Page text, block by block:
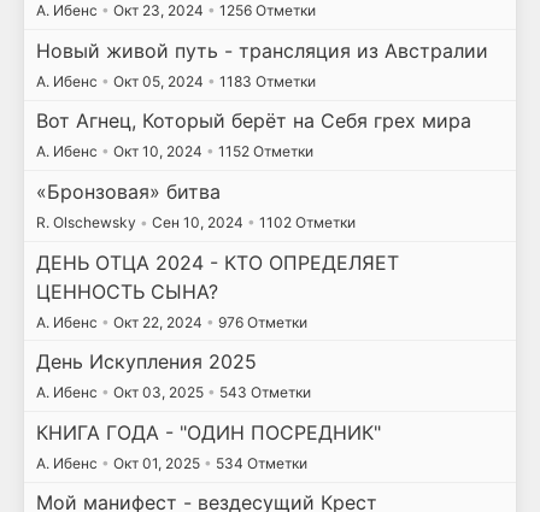
А. Ибенс • Окт 23, 2024 • 1256 Отметки
Новый живой путь - трансляция из Австралии
А. Ибенс • Окт 05, 2024 • 1183 Отметки
Вот Агнец, Который берёт на Себя грех мира
А. Ибенс • Окт 10, 2024 • 1152 Отметки
«Бронзовая» битва
R. Olschewsky • Сен 10, 2024 • 1102 Отметки
ДЕНЬ ОТЦА 2024 - КТО ОПРЕДЕЛЯЕТ
ЦЕННОСТЬ СЫНА?
А. Ибенс • Окт 22, 2024 • 976 Отметки
День Искупления 2025
А. Ибенс • Окт 03, 2025 • 543 Отметки
КНИГА ГОДА - "ОДИН ПОСРЕДНИК"
А. Ибенс • Окт 01, 2025 • 534 Отметки
Мой манифест - вездесущий Крест